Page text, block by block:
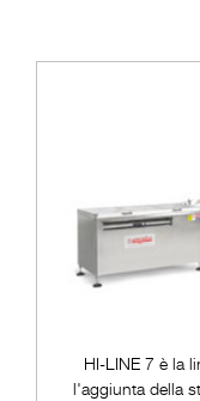
HI-LINE 7 è la
l'aggiunta della